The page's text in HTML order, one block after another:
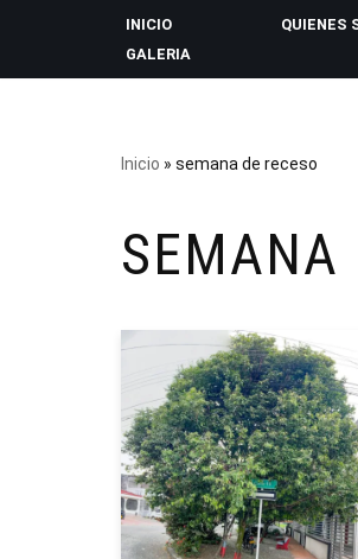
INICIO QUIENES
GALERIA
Inicio » semana de receso
SEMANA